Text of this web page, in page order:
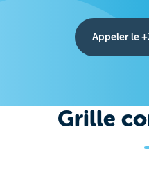
Appeler le
Grille